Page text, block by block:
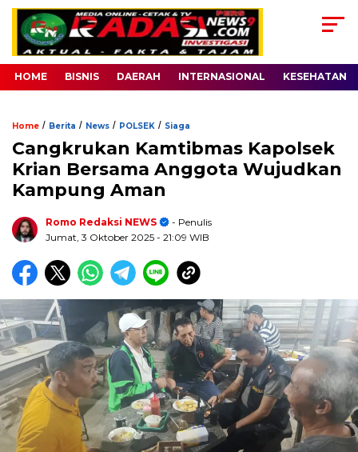
HOME BISNIS DAERAH INTERNASIONAL KESEHATAN
Home / Berita / News / POLSEK / Siaga
Cangkrukan Kamtibmas Kapolsek
Krian Bersama Anggota Wujudkan
Kampung Aman
Romo Redaksi NEWS
- Penulis
Jumat, 3 Oktober 2025 - 21:09 WIB